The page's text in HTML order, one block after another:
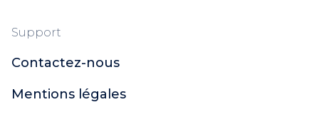
Support
Contactez-nous
Mentions légales